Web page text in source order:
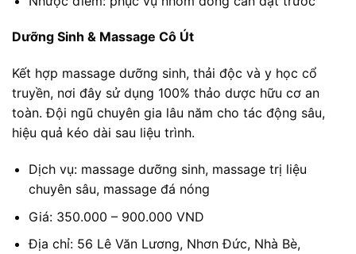
Dưỡng Sinh & Massage Cô Út
Kết hợp massage dưỡng sinh, thải độc và y học cổ
truyền, nơi đây sử dụng 100% thảo dược hữu cơ an
toàn. Đội ngũ chuyên gia lâu năm cho tác động sâu,
hiệu quả kéo dài sau liệu trình.
Dịch vụ: massage dưỡng sinh, massage trị liệu
chuyên sâu, massage đá nóng
Giá: 350.000 – 900.000 VND
Địa chỉ: 56 Lê Văn Lương, Nhơn Đức, Nhà Bè,